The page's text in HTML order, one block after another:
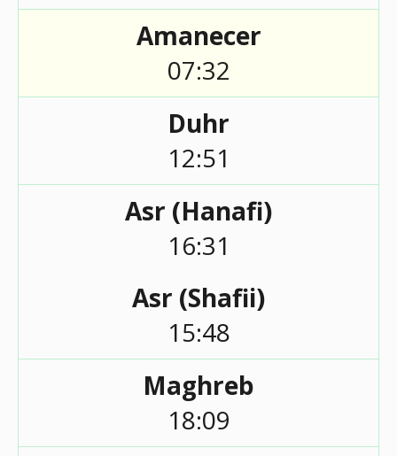
Amanecer
07:32
Duhr
12:51
Asr (Hanafi)
16:31
Asr (Shafii)
15:48
Maghreb
18:09